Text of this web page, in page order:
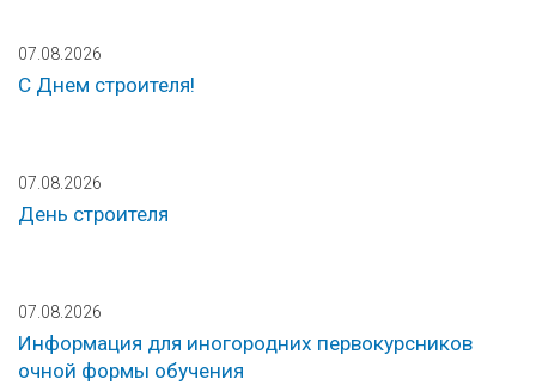
07.08.2026
С Днем строителя!
07.08.2026
День строителя
07.08.2026
Информация для иногородних первокурсников
очной формы обучения